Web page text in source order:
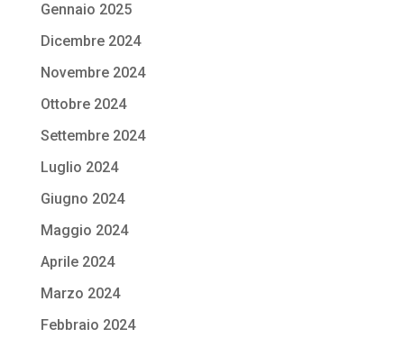
Gennaio 2025
Dicembre 2024
Novembre 2024
Ottobre 2024
Settembre 2024
Luglio 2024
Giugno 2024
Maggio 2024
Aprile 2024
Marzo 2024
Febbraio 2024